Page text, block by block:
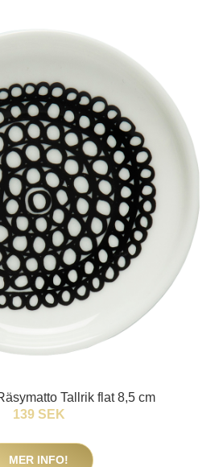
Tallrik flat 8,5 cm
139 SEK
MER INFO!